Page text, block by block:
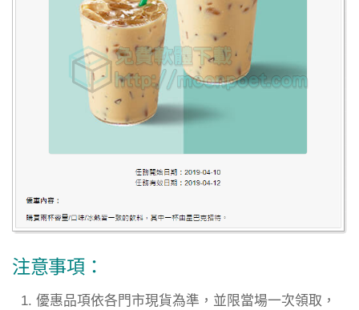
注意事項：
優惠品項依各門市現貨為準，並限當場一次領取，